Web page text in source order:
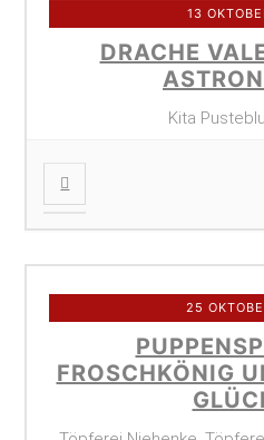
13
DRACHE
Kita
25
FROSCHKÖNIG